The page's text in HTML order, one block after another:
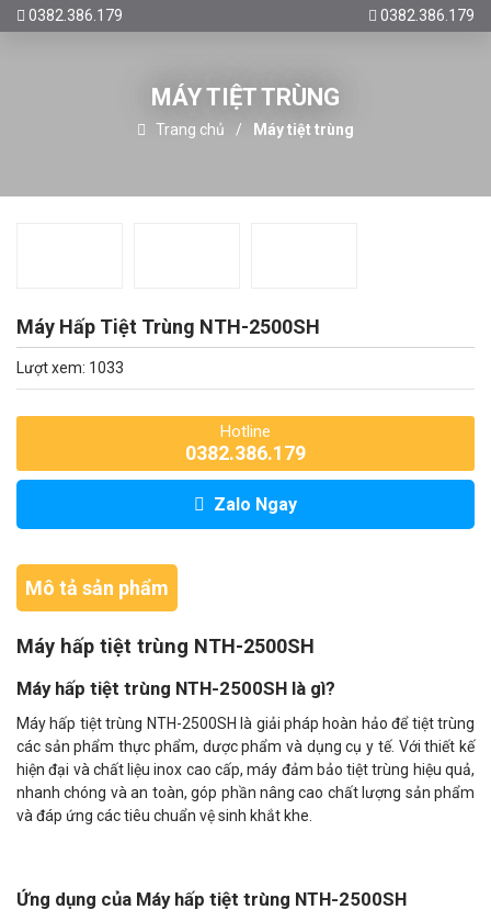
0382.386.179 0382.386.179
MÁY TIỆT TRÙNG
Trang chủ Máy tiệt trùng
Máy Hấp Tiệt Trùng NTH-2500SH
Lượt xem: 1033
Hotline
0382.386.179
Zalo Ngay
Mô tả sản phẩm
Máy hấp tiệt trùng NTH-2500SH
Máy hấp tiệt trùng NTH-2500SH là gì?
Máy hấp tiệt trùng NTH-2500SH là giải pháp hoàn hảo để tiệt trùng
các sản phẩm thực phẩm, dược phẩm và dụng cụ y tế. Với thiết kế
hiện đại và chất liệu inox cao cấp, máy đảm bảo tiệt trùng hiệu quả,
nhanh chóng và an toàn, góp phần nâng cao chất lượng sản phẩm
và đáp ứng các tiêu chuẩn vệ sinh khắt khe.
Ứng dụng của Máy hấp tiệt trùng NTH-2500SH